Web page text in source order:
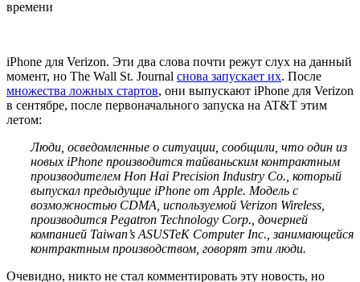
времени
iPhone для Verizon. Эти два слова почти режут слух на данный
момент, но The Wall St. Journal снова запускает их. После
множества ложных стартов, они выпускают iPhone для Verizon
в сентябре, после первоначального запуска на AT&T этим
летом:
Люди, осведомленные о ситуации, сообщили, что один из
новых iPhone производится тайваньским контрактным
производителем Hon Hai Precision Industry Co., который
выпускал предыдущие iPhone от Apple. Модель с
возможностью CDMA, используемой Verizon Wireless,
производится Pegatron Technology Corp., дочерней
компанией Taiwan’s ASUSTeK Computer Inc., занимающейся
контрактным производством, говорят эти люди.
Очевидно, никто не стал комментировать эту новость, но